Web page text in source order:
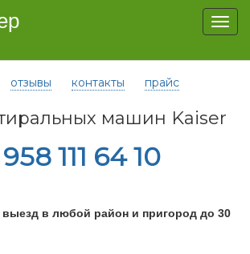
отзывы контакты прайс
машин Kaiser
111 64 10
в любой район и пригород до 30